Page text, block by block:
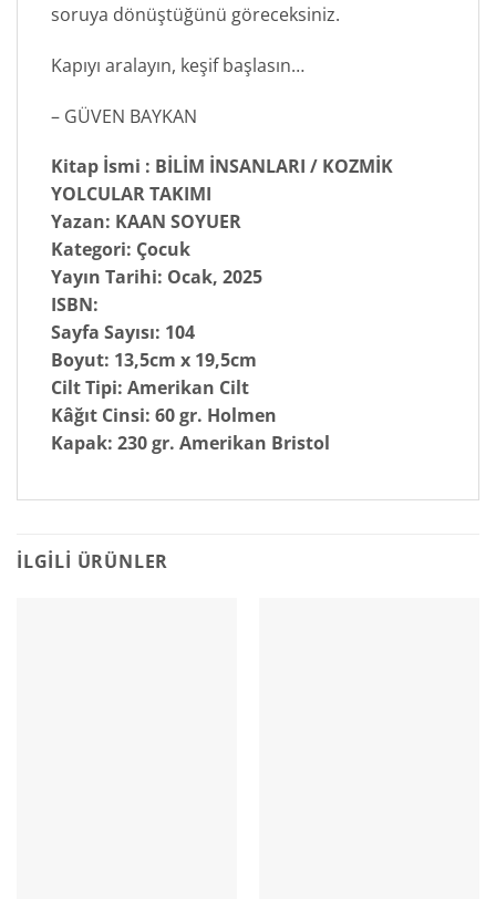
soruya dönüştüğünü göreceksiniz.
Kapıyı aralayın, keşif başlasın…
– GÜVEN BAYKAN
Kitap İsmi : BİLİM İNSANLARI / KOZMİK
YOLCULAR TAKIMI
Yazan: KAAN SOYUER
Kategori: Çocuk
Yayın Tarihi: Ocak, 2025
ISBN:
Sayfa Sayısı: 104
Boyut: 13,5cm x 19,5cm
Cilt Tipi: Amerikan Cilt
Kâğıt Cinsi: 60 gr. Holmen
Kapak: 230 gr. Amerikan Bristol
İLGILI ÜRÜNLER